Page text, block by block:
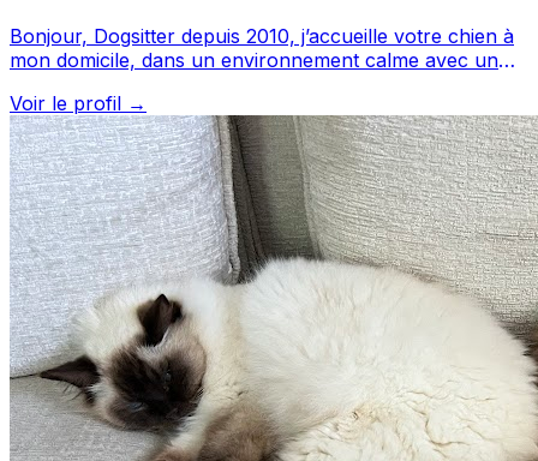
Bonjour, Dogsitter depuis 2010, j’accueille votre chien à
mon domicile, dans un environnement calme avec un
compagnon dort dans la maison, aux côtés de mon
propre chien. Chaque matin, nous partons en
promenade avant qu’il puisse profiter librement du
jardin. Selon la météo et ses envies, et s’il aime l’eau,
nous pourrons également aller au lac afin qu’il puisse se
baigner et jouer. Je reste à votre disposition si vous avez
des questions.
Voir le profil →